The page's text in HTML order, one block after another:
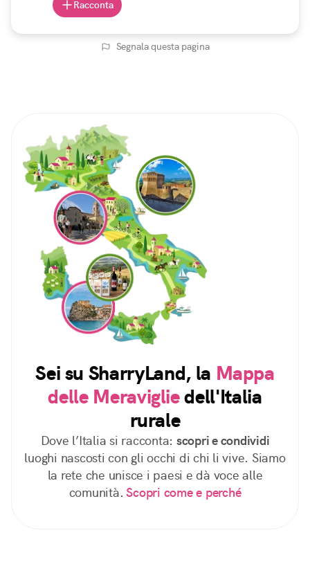
Racconta
Segnala questa pagina
Sei su SharryLand, la Mappa
delle Meravigliedell'Italia
rurale
Dove l’Italia si racconta: scopri e condividi
luoghi nascosti con gli occhi di chi li vive. Siamo
la rete che unisce i paesi e dà voce alle
comunità. Scopri come e perché